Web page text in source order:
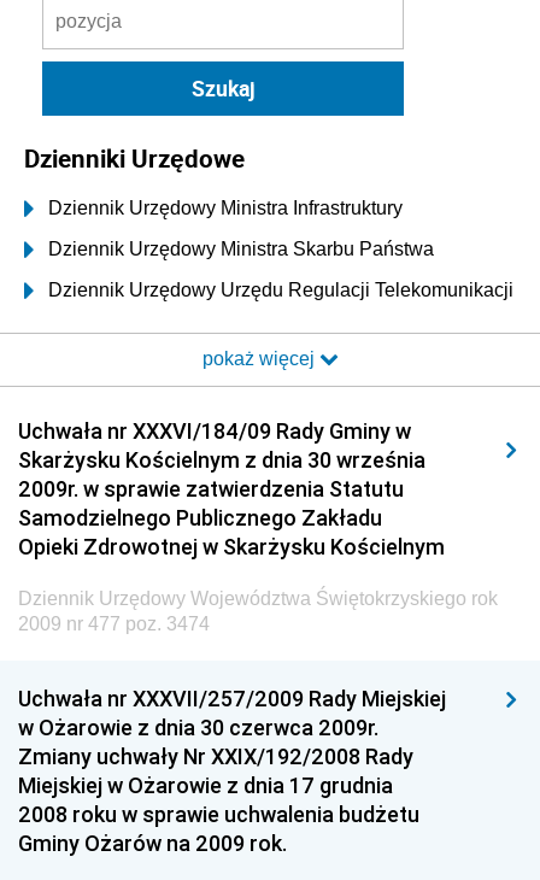
Dzienniki Urzędowe
Dziennik Urzędowy Ministra Infrastruktury
Dziennik Urzędowy Ministra Skarbu Państwa
Dziennik Urzędowy Urzędu Regulacji Telekomunikacji
Dziennik Urzędowy Ministra Transportu i Budownictwa
Elektronicznej
Dziennik Urzędowy Ministra Spraw Wewnętrznych i
Administracji
Dziennik Urzędowy Ministra Transportu
Dziennik Urzędowy Ministra Budownictwa
Dziennik Urzędowy Ministra Nauki i Szkolnictwa
Dziennik Urzędowy Głównego Urzędu Miar
Dziennik Urzędowy Ministra Rolnictwa i Rozwoju Wsi
Dziennik Urzędowy Ministra Edukacji Narodowej i
Sportu
Dziennik Urzędowy Ministra Edukacji i Nauki
pokaż więcej
Uchwała nr XXXVI/184/09 Rady Gminy w
Skarżysku Kościelnym z dnia 30 września
2009r. w sprawie zatwierdzenia Statutu
Samodzielnego Publicznego Zakładu
Opieki Zdrowotnej w Skarżysku Kościelnym
Dziennik Urzędowy Województwa Świętokrzyskiego rok
2009 nr 477 poz. 3474
Uchwała nr XXXVII/257/2009 Rady Miejskiej
w Ożarowie z dnia 30 czerwca 2009r.
Zmiany uchwały Nr XXIX/192/2008 Rady
Miejskiej w Ożarowie z dnia 17 grudnia
2008 roku w sprawie uchwalenia budżetu
Gminy Ożarów na 2009 rok.